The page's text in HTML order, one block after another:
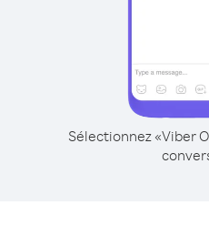
Sélectionnez «Viber